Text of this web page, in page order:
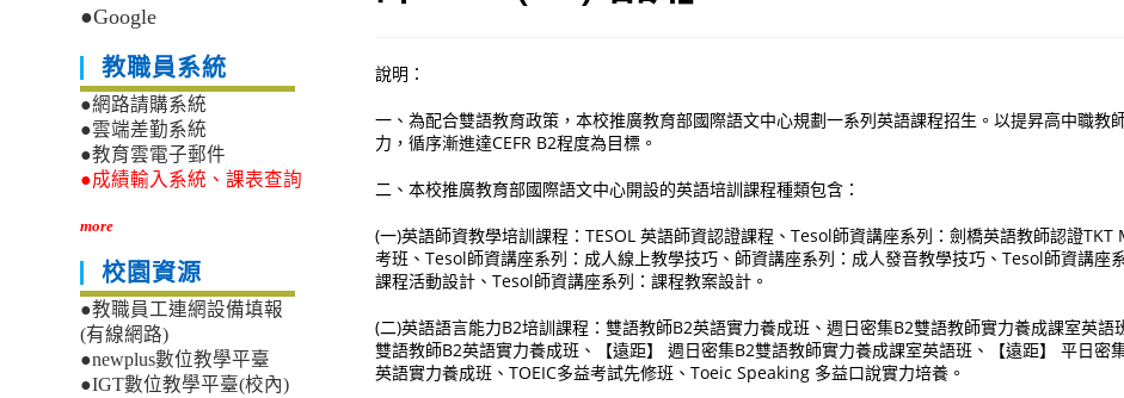
說明：
一、為配合雙語教育政策，本校推廣教育部國際語文中心規劃一系列英語課程招生。以提昇高中職教
力，循序漸進達CEFR B2程度為目標。
二、本校推廣教育部國際語文中心開設的英語培訓課程種類包含：
(一)英語師資教學培訓課程：TESOL 英語師資認證課程、Tesol師資講座系列：劍橋英語教師認證
考班、Tesol師資講座系列：成人線上教學技巧、師資講座系列：成人發音教學技巧、Tesol師資講座
課程活動設計、Tesol師資講座系列：課程教案設計。
(二)英語語言能力B2培訓課程：雙語教師B2英語實力養成班、週日密集B2雙語教師實力養成課室英語
雙語教師B2英語實力養成班、【遠距】 週日密集B2雙語教師實力養成課室英語班、【遠距】 平日密
英語實力養成班、TOEIC多益考試先修班、Toeic Speaking 多益口說實力培養。
●Google
教職員系統
●網路請購系統
●雲端差勤系統
●教育雲電子郵件
●成績輸入系統、課表查詢
more
校園資源
●教職員工連網設備填報
(有線網路)
●newplus數位教學平臺
●IGT數位教學平臺(校內)